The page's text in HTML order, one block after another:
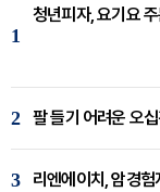
1
청년피자, 요기요
2
3 리엔에이치, 암경험